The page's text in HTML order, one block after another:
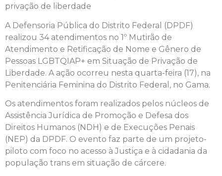
privação de liberdade
A Defensoria Pública do Distrito Federal (DPDF)
realizou 34 atendimentos no 1º Mutirão de
Atendimento e Retificação de Nome e Gênero de
Pessoas LGBTQIAP+ em Situação de Privação de
Liberdade. A ação ocorreu nesta quarta-feira (17), na
Penitenciária Feminina do Distrito Federal, no Gama.
Os atendimentos foram realizados pelos núcleos de
Assistência Jurídica de Promoção e Defesa dos
Direitos Humanos (NDH) e de Execuções Penais
(NEP) da DPDF. O evento faz parte de um projeto-
piloto com foco no acesso à Justiça e à cidadania da
população trans em situação de cárcere.